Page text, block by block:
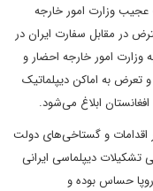
وزارت امور خارجه
در مقابل سفارت ایران در
سفیر افغانستان در ایران در 24 خرداد 1399 به وزارت امور خارجه احضار و
تعرض به اماکن دیپلماتیک
ابلاغ می‌شود.
اقدامات و گستاخی‌های دولت
تشکیلات دیپلماسی ایرانی
حساس بوده و